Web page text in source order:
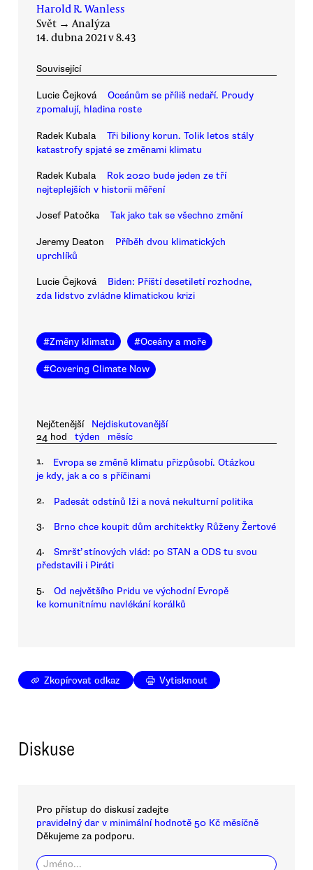
Harold R. Wanless
Svět → Analýza
14. dubna 2021 v 8.43
Související
Lucie Čejková
Oceánům se příliš nedaří. Proudy
zpomalují, hladina roste
Radek Kubala
Tři biliony korun. Tolik letos stály
katastrofy spjaté se změnami klimatu
Radek Kubala
Rok 2020 bude jeden ze tří
nejteplejších v historii měření
Josef Patočka Tak jako tak se všechno změní
Jeremy Deaton
Příběh dvou klimatických
uprchlíků
Lucie Čejková
Biden: Příští desetiletí rozhodne,
zda lidstvo zvládne klimatickou krizi
#Změny klimatu #Oceány a moře
#Covering Climate Now
Nejčtenější
Nejdiskutovanější
24 hod
týden měsíc
1.
Evropa se změně klimatu přizpůsobí. Otázkou
je kdy, jak a co s příčinami
2. Padesát odstínů lži a nová nekulturní politika
3. Brno chce koupit dům architektky Růženy Žertové
4.
Smršť stínových vlád: po STAN a ODS tu svou
představili i Piráti
5.
Od největšího Pridu ve východní Evropě
ke komunitnímu navlékání korálků
Zkopírovat odkaz Vytisknout
Diskuse
Pro přístup do diskusí zadejte
pravidelný dar v minimální hodnotě 50 Kč měsíčně
Děkujeme za podporu.